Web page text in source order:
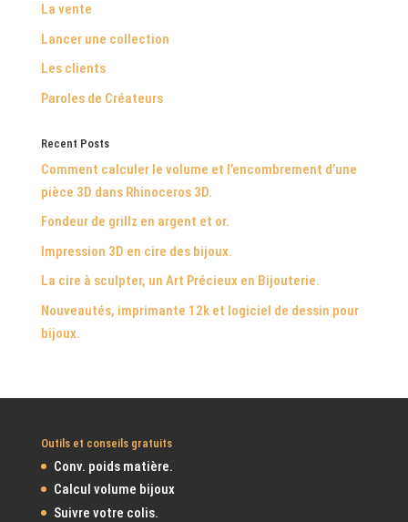
La vente
Lancer une collection
Les clients
Paroles de Créateurs
Recent Posts
Comment calculer le volume et l’encombrement d’une
pièce 3D dans Rhinoceros 3D.
Fondeur de grillz en argent et or.
Impression 3D en cire des bijoux.
La cire à sculpter, un Art Précieux en Bijouterie.
Nouveautés, imprimante 12k et logiciel de dessin pour
bijoux.
Outils et conseils gratuits
Conv. poids matière.
Calcul volume bijoux
Suivre votre colis.